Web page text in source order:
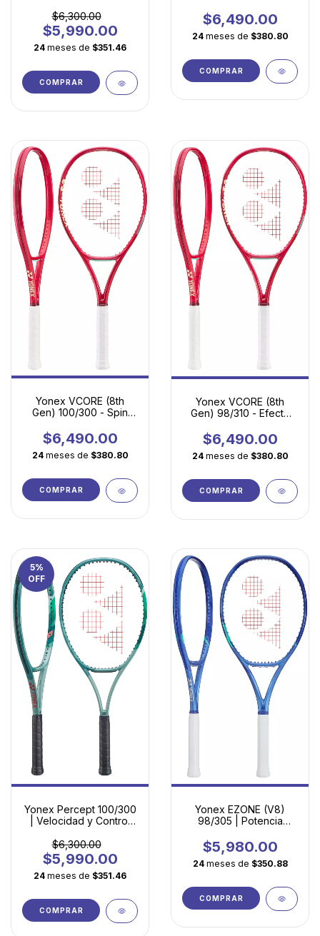
$6,300.00
$5,990.00
24 meses de $351.46
COMPRAR
accesible y máxima
maniobrabilidad
$6,490.00
24 meses de $380.80
COMPRAR
Yonex VCORE (8th
Gen) 100/300 - Spin
accesible y máxima
versatilidad
$6,490.00
24 meses de $380.80
COMPRAR
Yonex VCORE (8th
Gen) 98/310 - Efecto
de swing y control
preciso
$6,490.00
24 meses de $380.80
COMPRAR
5%
OFF
Yonex Percept 100/300
| Velocidad y Control
Evolución
$6,300.00
$5,990.00
24 meses de $351.46
COMPRAR
Yonex EZONE (V8)
98/305 | Potencia
Tecnología
Revolucionaria
$5,980.00
24 meses de $350.88
COMPRAR